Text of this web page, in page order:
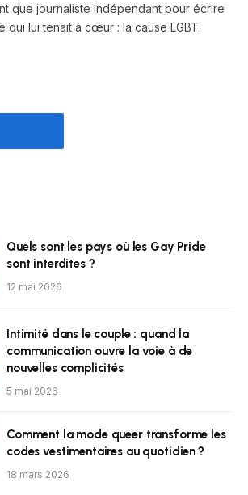
que journaliste indépendant pour écrire
qui lui tenait à cœur : la cause LGBT.
Quels sont les pays où les Gay Pride
sont interdites ?
12 mai 2026
Intimité dans le couple : quand la
communication ouvre la voie à de
nouvelles complicités
5 mai 2026
Comment la mode queer transforme les
codes vestimentaires au quotidien ?
18 mars 2026